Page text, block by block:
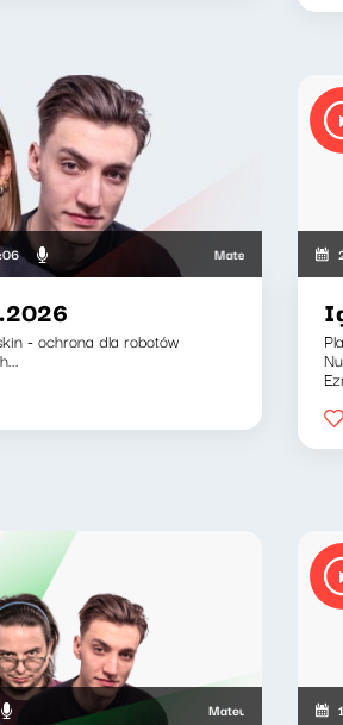
Mateusz
- ochrona dla robotów
Mateusz